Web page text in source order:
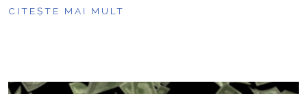
CITEȘTE MAI MULT